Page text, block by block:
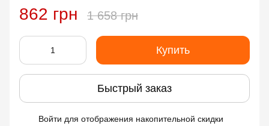
862 грн 1 658 грн
Купить
Быстрый заказ
Войти для отображения накопительной скидки